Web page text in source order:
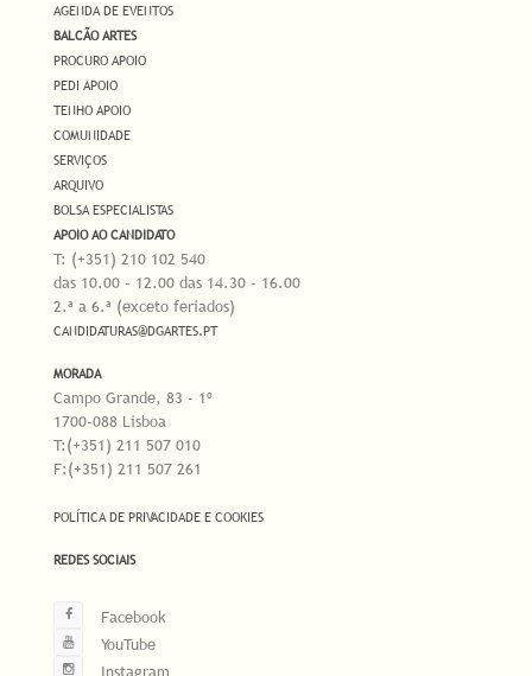
AGENDA DE EVENTOS
BALCÃO ARTES
PROCURO APOIO
PEDI APOIO
TENHO APOIO
COMUNIDADE
SERVIÇOS
ARQUIVO
BOLSA ESPECIALISTAS
APOIO AO CANDIDATO
T: (+351) 210 102 540
das 10.00 - 12.00 das 14.30 - 16.00
2.ª a 6.ª (exceto feriados)
CANDIDATURAS@DGARTES.PT
MORADA
Campo Grande, 83 - 1º
1700-088 Lisboa
T:(+351) 211 507 010
F:(+351) 211 507 261
POLÍTICA DE PRIVACIDADE E COOKIES
REDES SOCIAIS
Facebook
YouTube
Instagram